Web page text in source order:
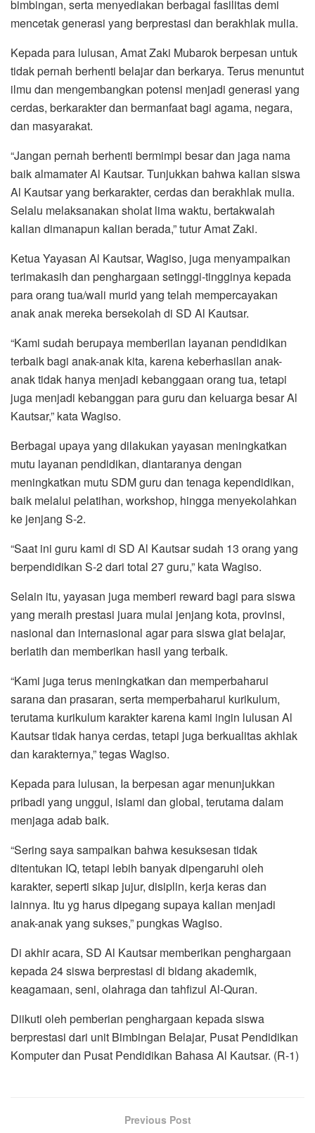
bimbingan, serta menyediakan berbagai fasilitas demi
mencetak generasi yang berprestasi dan berakhlak mulia.
Kepada para lulusan, Amat Zaki Mubarok berpesan untuk
tidak pernah berhenti belajar dan berkarya. Terus menuntut
ilmu dan mengembangkan potensi menjadi generasi yang
cerdas, berkarakter dan bermanfaat bagi agama, negara,
dan masyarakat.
“Jangan pernah berhenti bermimpi besar dan jaga nama
baik almamater Al Kautsar. Tunjukkan bahwa kalian siswa
Al Kautsar yang berkarakter, cerdas dan berakhlak mulia.
Selalu melaksanakan sholat lima waktu, bertakwalah
kalian dimanapun kalian berada,” tutur Amat Zaki.
Ketua Yayasan Al Kautsar, Wagiso, juga menyampaikan
terimakasih dan penghargaan setinggi-tingginya kepada
para orang tua/wali murid yang telah mempercayakan
anak anak mereka bersekolah di SD Al Kautsar.
“Kami sudah berupaya memberilan layanan pendidikan
terbaik bagi anak-anak kita, karena keberhasilan anak-
anak tidak hanya menjadi kebanggaan orang tua, tetapi
juga menjadi kebanggan para guru dan keluarga besar Al
Kautsar,” kata Wagiso.
Berbagai upaya yang dilakukan yayasan meningkatkan
mutu layanan pendidikan, diantaranya dengan
meningkatkan mutu SDM guru dan tenaga kependidikan,
baik melalui pelatihan, workshop, hingga menyekolahkan
ke jenjang S-2.
“Saat ini guru kami di SD Al Kautsar sudah 13 orang yang
berpendidikan S-2 dari total 27 guru,” kata Wagiso.
Selain itu, yayasan juga memberi reward bagi para siswa
yang meraih prestasi juara mulai jenjang kota, provinsi,
nasional dan internasional agar para siswa giat belajar,
berlatih dan memberikan hasil yang terbaik.
“Kami juga terus meningkatkan dan memperbaharui
sarana dan prasaran, serta memperbaharui kurikulum,
terutama kurikulum karakter karena kami ingin lulusan Al
Kautsar tidak hanya cerdas, tetapi juga berkualitas akhlak
dan karakternya,” tegas Wagiso.
Kepada para lulusan, Ia berpesan agar menunjukkan
pribadi yang unggul, islami dan global, terutama dalam
menjaga adab baik.
“Sering saya sampaikan bahwa kesuksesan tidak
ditentukan IQ, tetapi lebih banyak dipengaruhi oleh
karakter, seperti sikap jujur, disiplin, kerja keras dan
lainnya. Itu yg harus dipegang supaya kalian menjadi
anak-anak yang sukses,” pungkas Wagiso.
Di akhir acara, SD Al Kautsar memberikan penghargaan
kepada 24 siswa berprestasi di bidang akademik,
keagamaan, seni, olahraga dan tahfizul Al-Quran.
Diikuti oleh pemberian penghargaan kepada siswa
berprestasi dari unit Bimbingan Belajar, Pusat Pendidikan
Komputer dan Pusat Pendidikan Bahasa Al Kautsar. (R-1)
Previous Post